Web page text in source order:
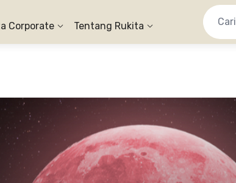
Corporate Tentang Rukita